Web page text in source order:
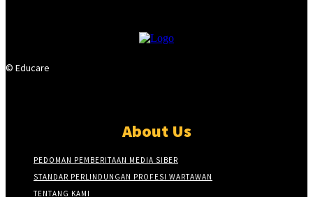
© Educare
About Us
PEDOMAN PEMBERITAAN MEDIA SIBER
STANDAR PERLINDUNGAN PROFESI WARTAWAN
TENTANG KAMI